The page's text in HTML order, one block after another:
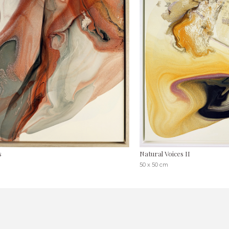
Natural Voices II
50 x 50 cm